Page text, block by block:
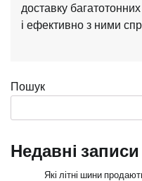
доставку
і ефективно з ними
Пошук
Недавні записи
Які літні шини